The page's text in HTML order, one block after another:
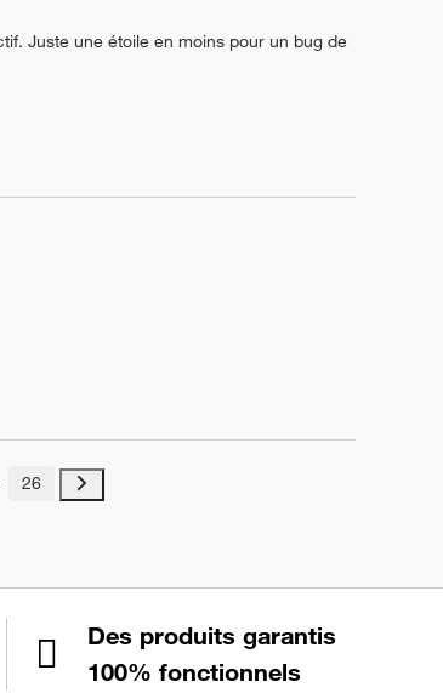
Juste une étoile en moins pour un bug de
26
Des produits garantis
100% fonctionnels